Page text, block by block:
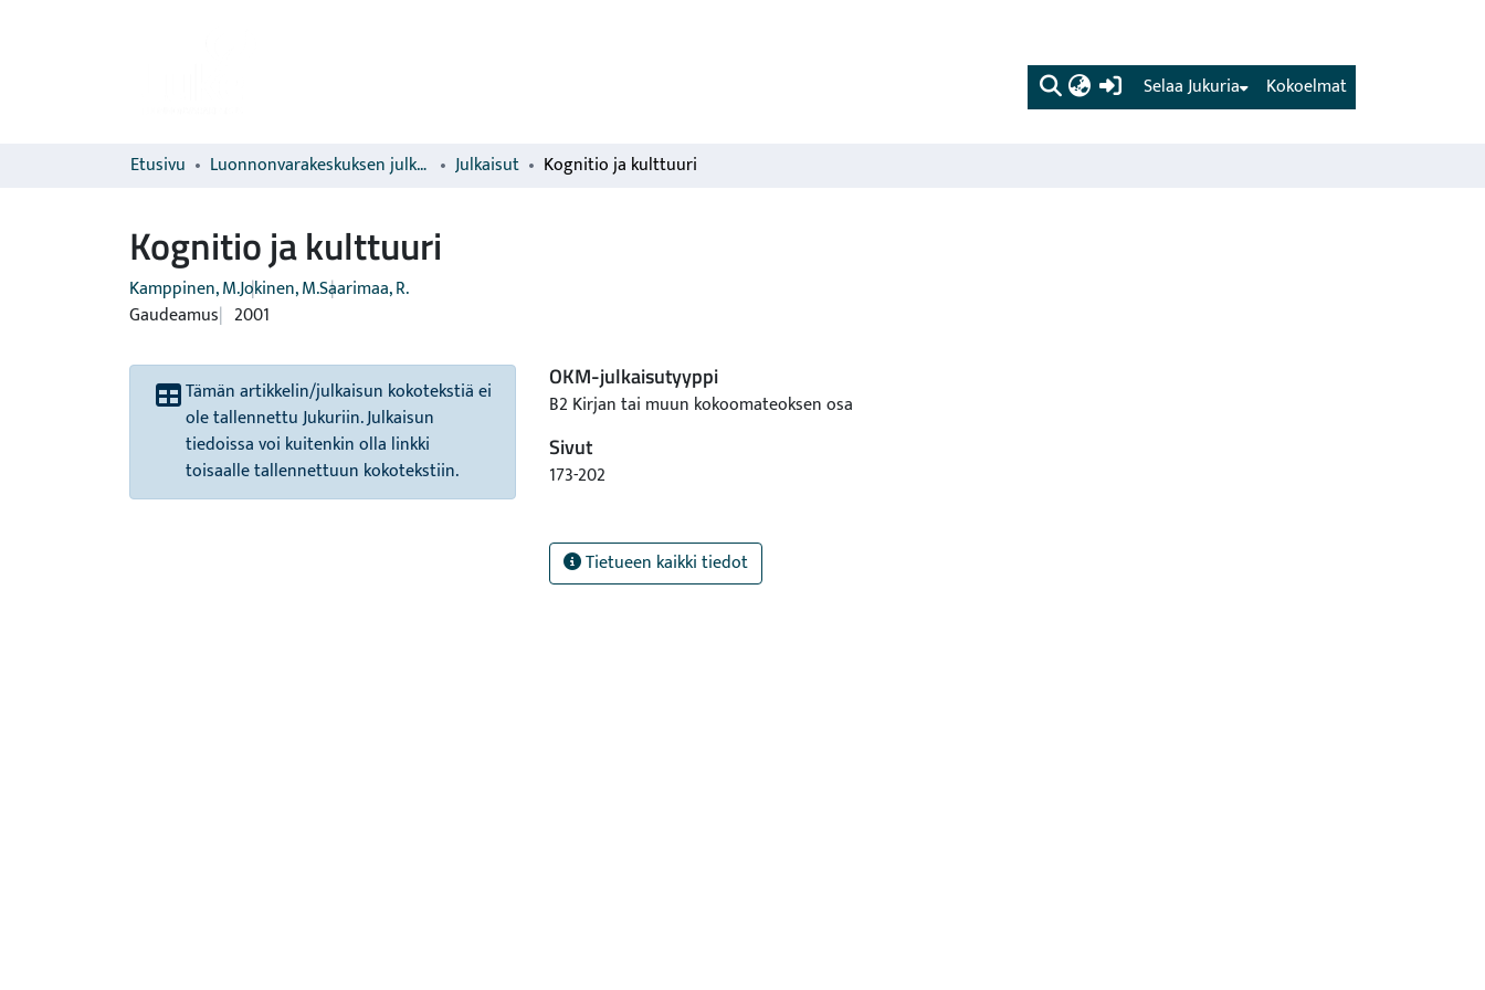
(current) Kokoelmat
Selaa Jukuria
Etusivu Luonnonvarakeskuksen julkaisut Julkaisut Kognitio ja kulttuuri
Kognitio ja kulttuuri
Kamppinen, M.Jokinen, M.Saarimaa, R.
Gaudeamus 2001
Tämän artikkelin/julkaisun kokotekstiä ei
ole tallennettu Jukuriin. Julkaisun
tiedoissa voi kuitenkin olla linkki
toisaalle tallennettuun kokotekstiin.
OKM-julkaisutyyppi
B2 Kirjan tai muun kokoomateoksen osa
Sivut
173-202
Tietueen kaikki tiedot